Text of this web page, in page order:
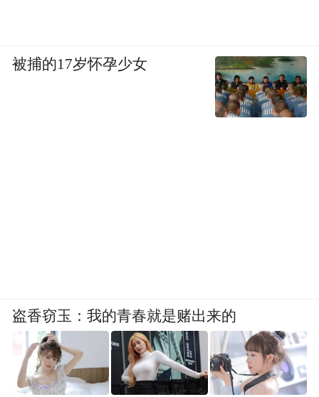
被捕的17岁怀孕少女
盗香窃玉：我的青春就是赌出来的